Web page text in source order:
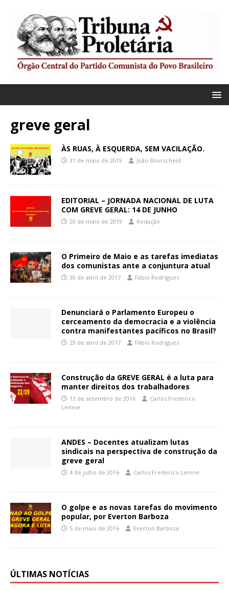
greve geral
ÀS RUAS, À ESQUERDA, SEM VACILAÇÃO.
31 de maio de 2019 João Bourscheid
EDITORIAL – JORNADA NACIONAL DE LUTA
COM GREVE GERAL: 14 DE JUNHO
20 de maio de 2019 Redação
O Primeiro de Maio e as tarefas imediatas
dos comunistas ante a conjuntura atual
30 de abril de 2017 Fábio Rodrigues
Denunciará o Parlamento Europeu o
cerceamento da democracia e a violência
contra manifestantes pacíficos no Brasil?
29 de abril de 2017 Fábio Rodrigues
Construção da GREVE GERAL é a luta para
manter direitos dos trabalhadores
13 de setembro de 2016
Carlos Frederico
Lenine
ANDES – Docentes atualizam lutas
sindicais na perspectiva de construção da
greve geral
4 de julho de 2016 Carlos Frederico Lenine
O golpe e as novas tarefas do movimento
popular, por Everton Barboza
5 de maio de 2016 Everton Barboza
ÚLTIMAS NOTÍCIAS